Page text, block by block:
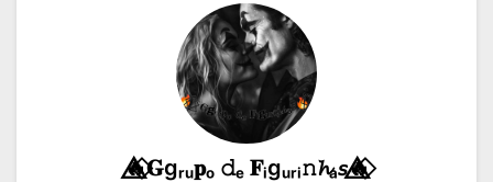
🔥⃟⃤𝐆gᵣᵤ𝐩ₒ 𝚍ₑ 𝐅ᵢgᵤᵣᵢ𝚗𝓱ₐ𝘴🔥⃟⃤